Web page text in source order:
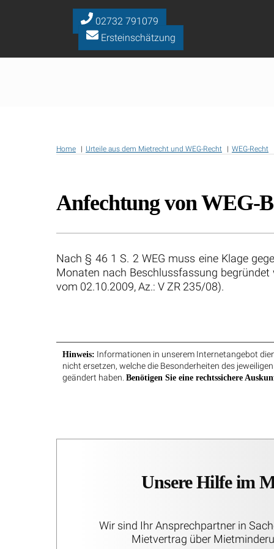
02732 791079
Ersteinschätzung
Home Urteile aus dem Mietrecht und WEG-Recht WEG-Recht
Anfechtung von WEG-
Nach § 46 1 S. 2 WEG muss eine Klage
Monaten nach Beschlussfassung
vom 02.10.2009, Az.: V ZR 235/08).
Hinweis: Informationen in unserem Internetangebot
nicht ersetzen, welche die Besonderheiten des
geändert haben. Benötigen Sie eine rechtssichere
Unsere Hilfe im
Wir sind Ihr Ansprechpartner in
Mietvertrag über